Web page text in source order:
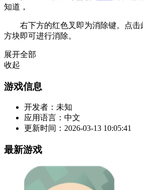
知道，
右下方的红色叉即为消除键。点击
方块即可进行消除。
展开全部
收起
游戏信息
开发者： 未知
应用语言： 中文
更新时间： 2026-03-13 10:05:41
最新游戏